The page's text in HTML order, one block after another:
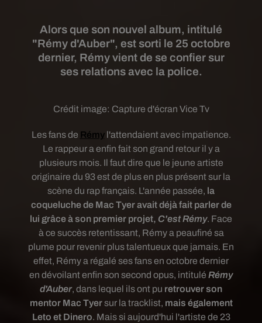
Alors que son nouvel album, intitulé
"Rémy d'Auber", est sorti le 25 octobre
dernier, Rémy vient de se confier sur
ses relations avec la police.
Crédit image: Capture d'écran Vice Tv
Les fans de Rémy l'attendaient avec impatience.
Le rappeur a enfin fait son grand retour il y a
plusieurs mois. Il faut dire que le jeune artiste
originaire du 93 est de plus en plus présent sur la
scène du rap français. L'année passée, la
coqueluche de Mac Tyer avait déjà fait parler de
lui grâce à son premier projet, C'est Rémy. Face
à ce succès retentissant, Rémy a peaufiné sa
plume pour revenir plus talentueux que jamais. En
effet, Rémy a régalé ses fans en octobre dernier
en dévoilant enfin son second opus, intitulé Rémy
d'Auber, dans lequel ils ont pu retrouver son
mentor Mac Tyersur la tracklist, mais également
Leto et Dinero. Mais si aujourd'hui l'artiste de 23